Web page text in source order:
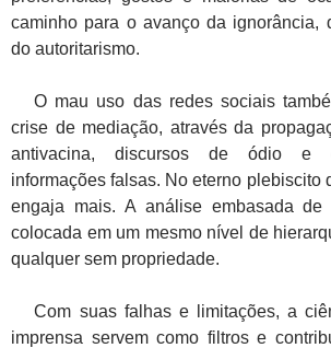
caminho para o avanço da ignorância,
do autoritarismo.
O mau uso das redes sociais
crise de mediação, através da
antivacina, discursos de ódio e
informações falsas. No eterno plebiscito
engaja mais. A análise embasada
colocada em um mesmo nível de
qualquer sem propriedade.
Com suas falhas e limitações, a
imprensa servem como filtros e